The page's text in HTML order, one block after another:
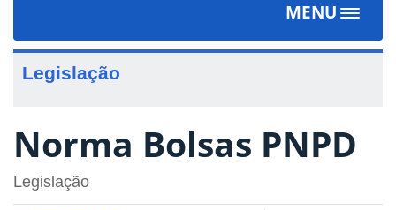
MENU
Toggle
Legislação
Norma Bolsas PNPD
Legislação